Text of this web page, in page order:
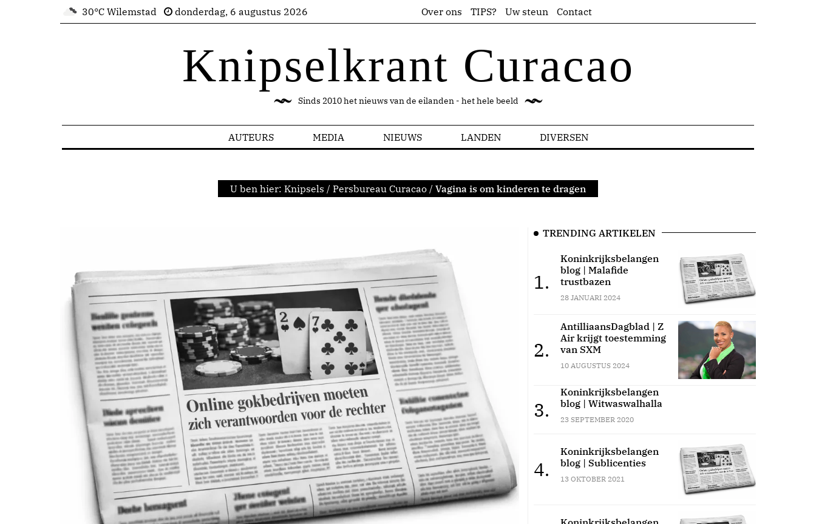
30°C Wilemstad donderdag, 6 augustus 2026 Over ons TIPS? Uw steun Contact
Knipselkrant Curacao
Sinds 2010 het nieuws van de eilanden - het hele beeld
AUTEURS MEDIA NIEUWS LANDEN DIVERSEN
U ben hier: Knipsels / Persbureau Curacao / Vagina is om kinderen te dragen
TRENDING ARTIKELEN
1.
Koninkrijksbelangen
blog | Malafide
trustbazen
28 JANUARI 2024
2.
AntilliaansDagblad | Z
Air krijgt toestemming
van SXM
10 AUGUSTUS 2024
3.
Koninkrijksbelangen
blog | Witwaswalhalla
23 SEPTEMBER 2020
4.
Koninkrijksbelangen
blog | Sublicenties
13 OKTOBER 2021